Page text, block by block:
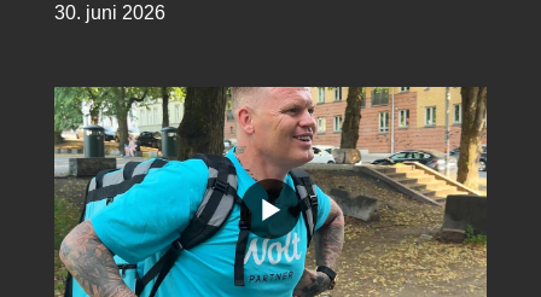
30. juni 2026